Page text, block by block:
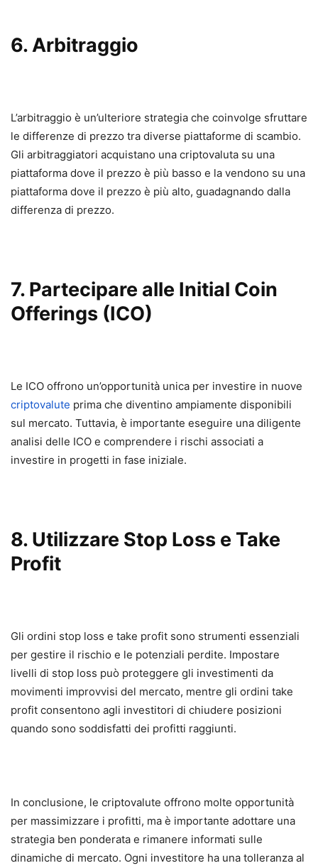
6. Arbitraggio
L’arbitraggio è un’ulteriore strategia che coinvolge sfruttare
le differenze di prezzo tra diverse piattaforme di scambio.
Gli arbitraggiatori acquistano una criptovaluta su una
piattaforma dove il prezzo è più basso e la vendono su una
piattaforma dove il prezzo è più alto, guadagnando dalla
differenza di prezzo.
7. Partecipare alle Initial Coin
Offerings (ICO)
Le ICO offrono un’opportunità unica per investire in nuove
criptovalute prima che diventino ampiamente disponibili
sul mercato. Tuttavia, è importante eseguire una diligente
analisi delle ICO e comprendere i rischi associati a
investire in progetti in fase iniziale.
8. Utilizzare Stop Loss e Take
Profit
Gli ordini stop loss e take profit sono strumenti essenziali
per gestire il rischio e le potenziali perdite. Impostare
livelli di stop loss può proteggere gli investimenti da
movimenti improvvisi del mercato, mentre gli ordini take
profit consentono agli investitori di chiudere posizioni
quando sono soddisfatti dei profitti raggiunti.
In conclusione, le criptovalute offrono molte opportunità
per massimizzare i profitti, ma è importante adottare una
strategia ben ponderata e rimanere informati sulle
dinamiche di mercato. Ogni investitore ha una tolleranza al